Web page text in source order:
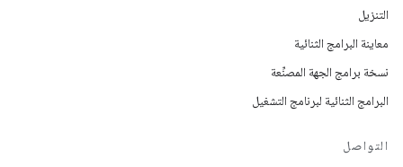
التنزيل
معاينة البرامج الثنائية
نسخة برامج الجهة المصنِّعة
البرامج الثنائية لبرنامج التشغيل
التواصل